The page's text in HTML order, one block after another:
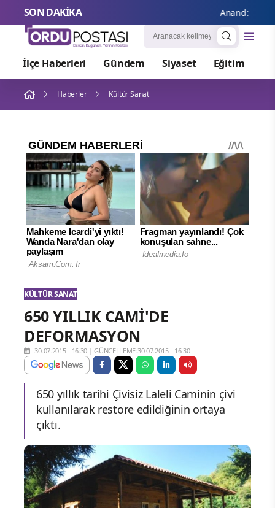
SON DAKİKA Anand:
İlçe Haberleri Gündem Siyaset Eğitim
Haberler Kültür Sanat
KÜLTÜR SANAT
650 YILLIK CAMİ'DE
DEFORMASYON
30.07.2015 - 16:30 |GÜNCELLEME:30.07.2015 - 16:30
650 yıllık tarihi Çivisiz Laleli Caminin çivi
kullanılarak restore edildiğinin ortaya
çıktı.